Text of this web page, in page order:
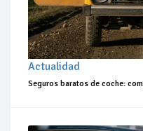
Actualidad
Seguros baratos de coche: